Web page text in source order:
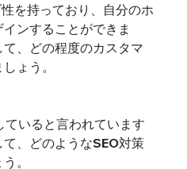
を持っており、自分のホ
ンすることができま
、どの程度のカスタマ
ょう。
、どのようなSEO対策
。